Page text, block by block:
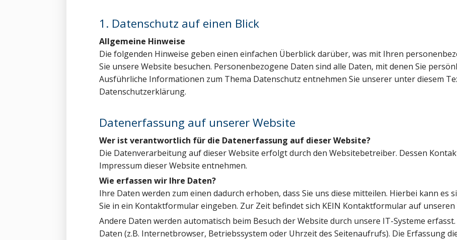
1. Datenschutz auf einen Blick
Allgemeine Hinweise
Die folgenden Hinweise geben einen einfachen Überblick darüber, was mit Ihren
Sie unsere Website besuchen. Personenbezogene Daten sind alle Daten, mit denen Sie
Ausführliche Informationen zum Thema Datenschutz entnehmen Sie unserer unter diesem
Datenschutzerklärung.
Datenerfassung auf unserer Website
Wer ist verantwortlich für die Datenerfassung auf dieser Website?
Die Datenverarbeitung auf dieser Website erfolgt durch den Websitebetreiber. Dessen
Impressum dieser Website entnehmen.
Wie erfassen wir Ihre Daten?
Ihre Daten werden zum einen dadurch erhoben, dass Sie uns diese mitteilen. Hierbei kann es
Sie in ein Kontaktformular eingeben. Zur Zeit befindet sich KEIN Kontaktformular auf unseren
Andere Daten werden automatisch beim Besuch der Website durch unsere IT-Systeme
Daten (z.B. Internetbrowser, Betriebssystem oder Uhrzeit des Seitenaufrufs). Die Erfassung